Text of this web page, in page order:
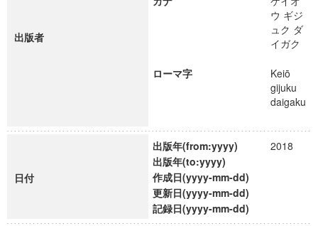
出版者
ウ ギジ
ュク ダ
イガク
ローマ字
Keiō
gijuku
daigaku
日付
出版年(from:yyyy)
2018
出版年(to:yyyy)
作成日(yyyy-mm-dd)
更新日(yyyy-mm-dd)
記録日(yyyy-mm-dd)